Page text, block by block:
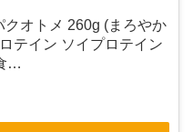
オトメ 260g (まろやか
テイン ソイプロテイン
…